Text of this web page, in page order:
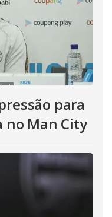
para
Man City